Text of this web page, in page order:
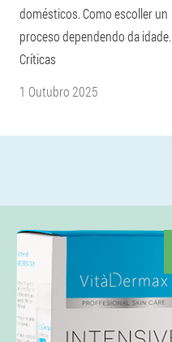
domésticos. Como escoller un
proceso dependendo da idade.
Críticas
1 Outubro 2025